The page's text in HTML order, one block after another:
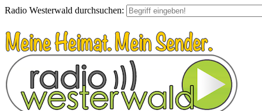
Radio Westerwald durchsuchen: